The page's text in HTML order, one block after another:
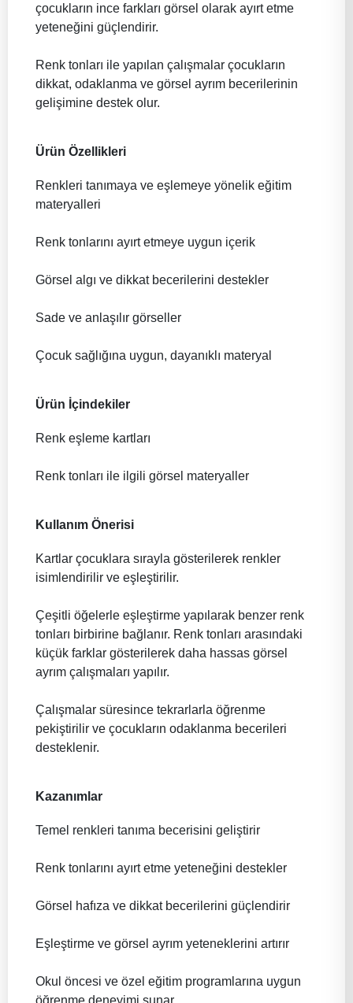
çocukların ince farkları görsel olarak ayırt etme
yeteneğini güçlendirir.
Renk tonları ile yapılan çalışmalar çocukların
dikkat, odaklanma ve görsel ayrım becerilerinin
gelişimine destek olur.
Ürün Özellikleri
Renkleri tanımaya ve eşlemeye yönelik eğitim
materyalleri
Renk tonlarını ayırt etmeye uygun içerik
Görsel algı ve dikkat becerilerini destekler
Sade ve anlaşılır görseller
Çocuk sağlığına uygun, dayanıklı materyal
Ürün İçindekiler
Renk eşleme kartları
Renk tonları ile ilgili görsel materyaller
Kullanım Önerisi
Kartlar çocuklara sırayla gösterilerek renkler
isimlendirilir ve eşleştirilir.
Çeşitli öğelerle eşleştirme yapılarak benzer renk
tonları birbirine bağlanır. Renk tonları arasındaki
küçük farklar gösterilerek daha hassas görsel
ayrım çalışmaları yapılır.
Çalışmalar süresince tekrarlarla öğrenme
pekiştirilir ve çocukların odaklanma becerileri
desteklenir.
Kazanımlar
Temel renkleri tanıma becerisini geliştirir
Renk tonlarını ayırt etme yeteneğini destekler
Görsel hafıza ve dikkat becerilerini güçlendirir
Eşleştirme ve görsel ayrım yeteneklerini artırır
Okul öncesi ve özel eğitim programlarına uygun
öğrenme deneyimi sunar